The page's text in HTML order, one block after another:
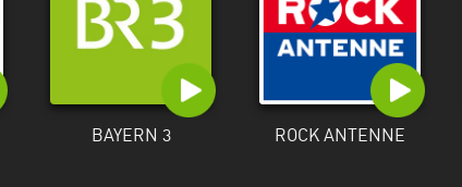
BAYERN 3 ROCK ANTENNE